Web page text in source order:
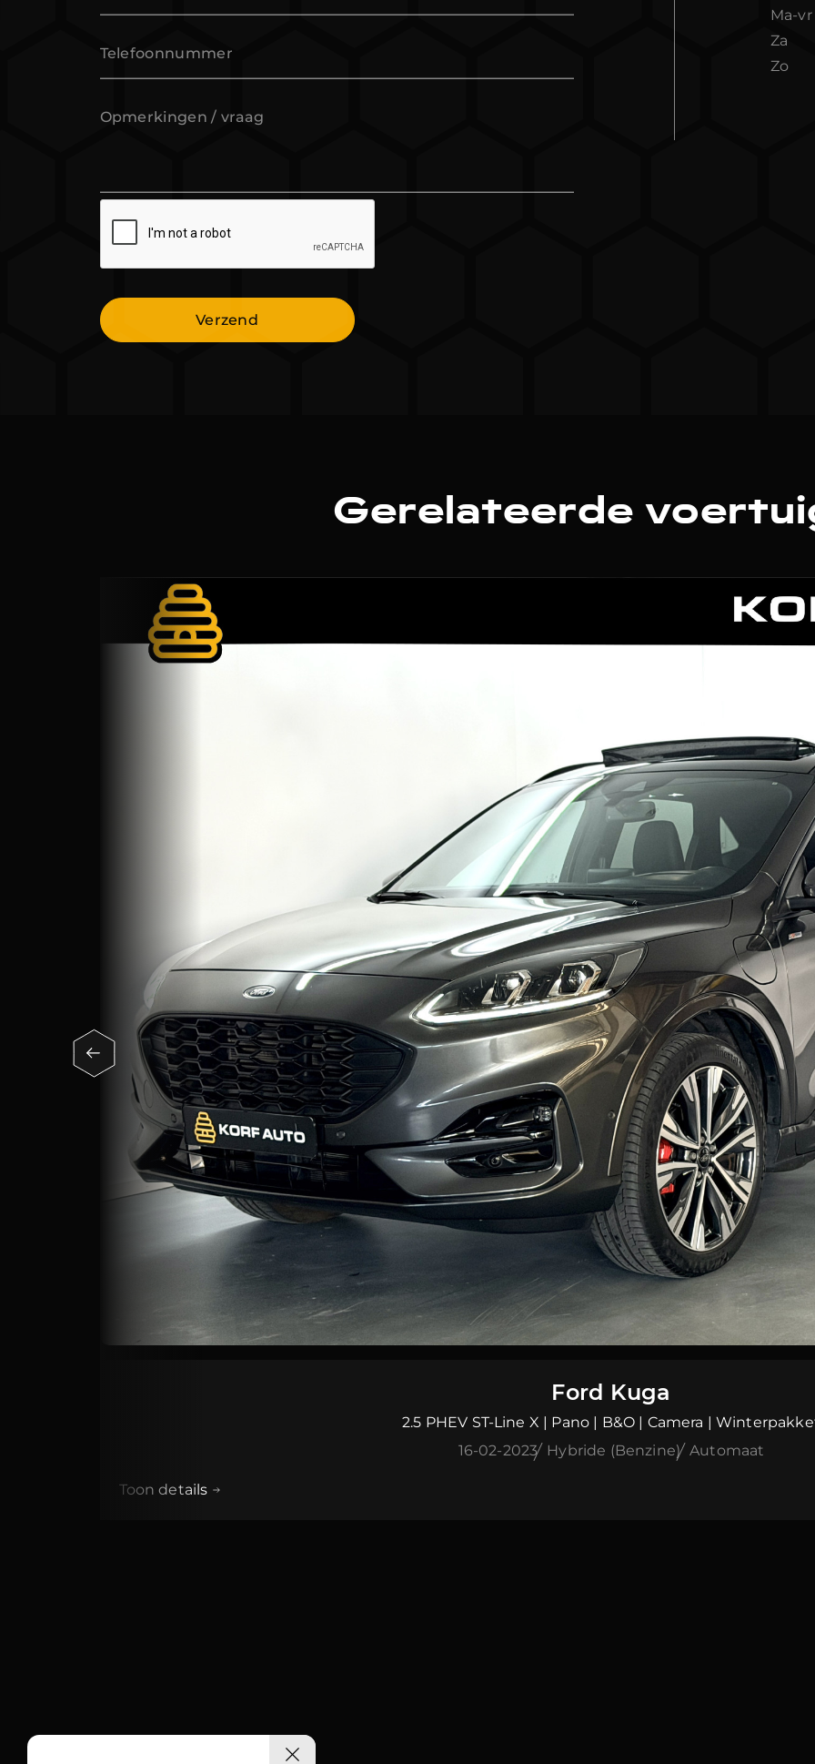
Telefoonnummer
Opmerkingen / vraag
Verzend
Ma-vr
Za
Zo
Gerelateerde
Ford Kuga
2.5 PHEV ST-Line X | Pano | B&O | Camera |
16-02-2023
Hybride (Benzine) Automaat
Toon details